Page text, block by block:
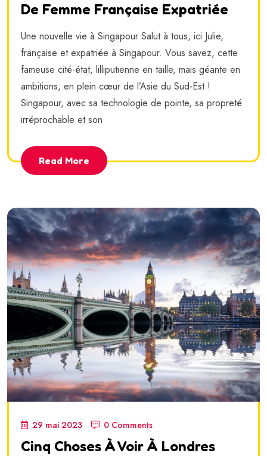
De Femme Française Expatriée
Une nouvelle vie à Singapour Salut à tous, ici Julie,
française et expatriée à Singapour. Vous savez, cette
fameuse cité-état, lilliputienne en taille, mais géante en
ambitions, en plein cœur de l’Asie du Sud-Est !
Singapour, avec sa technologie de pointe, sa propreté
irréprochable et son
Read More
29 mai 2023 0 Comments
Cinq Choses À Voir À Londres